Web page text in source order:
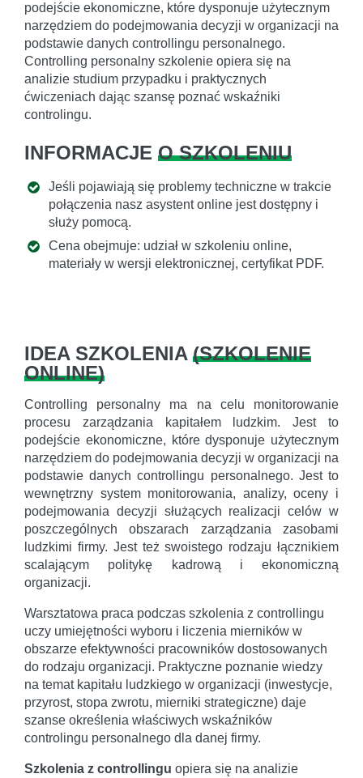
podejście ekonomiczne, które dysponuje użytecznym
narzędziem do podejmowania decyzji w organizacji na
podstawie danych controllingu personalnego.
Controlling personalny szkolenie opiera się na
analizie studium przypadku i praktycznych
ćwiczeniach dając szansę poznać wskaźniki
controlingu.
INFORMACJE O SZKOLENIU
Jeśli pojawiają się problemy techniczne w trakcie
połączenia nasz asystent online jest dostępny i
służy pomocą.
Cena obejmuje: udział w szkoleniu online,
materiały w wersji elektronicznej, certyfikat PDF.
IDEA SZKOLENIA (SZKOLENIE
ONLINE)
Controlling personalny ma na celu monitorowanie
procesu zarządzania kapitałem ludzkim. Jest to
podejście ekonomiczne, które dysponuje użytecznym
narzędziem do podejmowania decyzji w organizacji na
podstawie danych controllingu personalnego. Jest to
wewnętrzny system monitorowania, analizy, oceny i
podejmowania decyzji służących realizacji celów w
poszczególnych obszarach zarządzania zasobami
ludzkimi firmy. Jest też swoistego rodzaju łącznikiem
scalającym politykę kadrową i ekonomiczną
organizacji.
Warsztatowa praca podczas szkolenia z controllingu
uczy umiejętności wyboru i liczenia mierników w
obszarze efektywności pracowników dostosowanych
do rodzaju organizacji. Praktyczne poznanie wiedzy
na temat kapitału ludzkiego w organizacji (inwestycje,
przyrost, stopa zwrotu, mierniki strategiczne) daje
szanse określenia właściwych wskaźników
controlingu personalnego dla danej firmy.
Szkolenia z controllingu opiera się na analizie